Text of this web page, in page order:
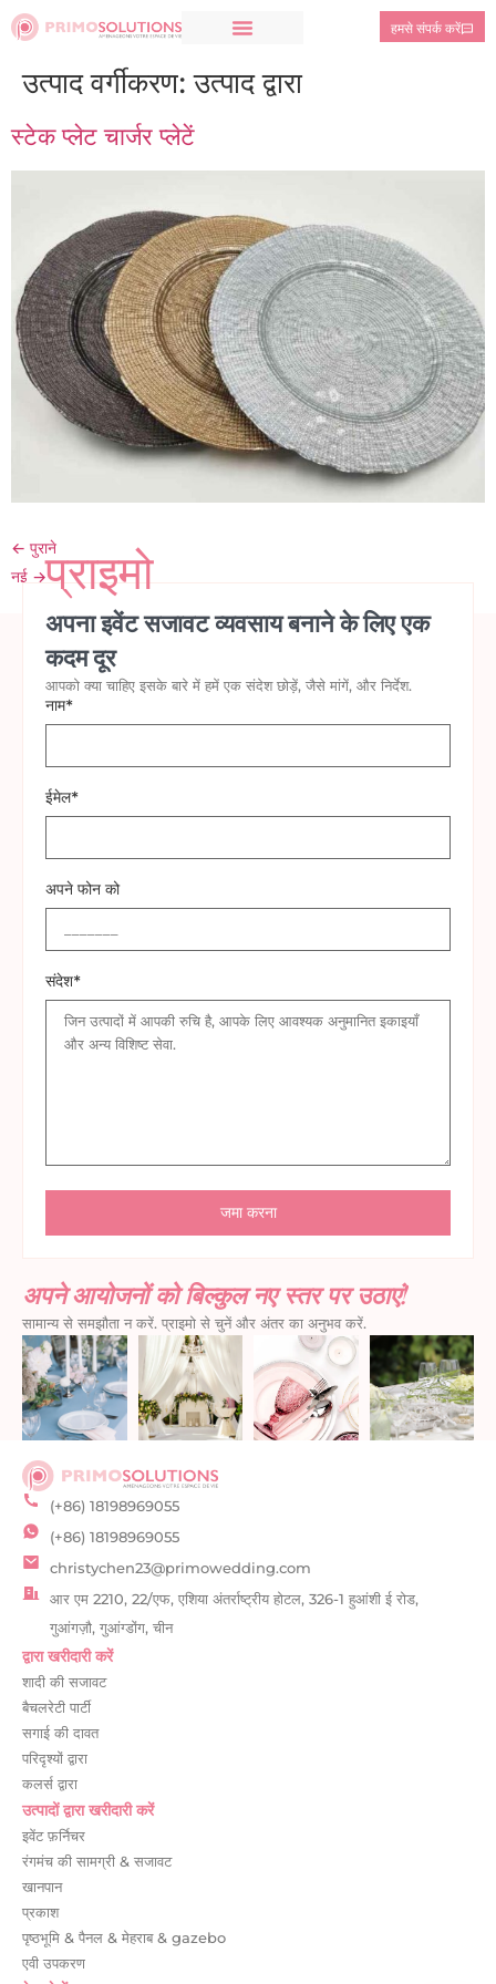
हमसे संपर्क करें
उत्पाद वर्गीकरण:उत्पाद द्वारा
स्टेक प्लेट चार्जर प्लेटें
← पुराने
नई →प्राइमो
अपना इवेंट सजावट व्यवसाय बनाने के लिए एक
कदम दूर
आपको क्या चाहिए इसके बारे में हमें एक संदेश छोड़ें, जैसे मांगें, और निर्देश.
नाम*
ईमेल*
अपने फोन को
संदेश*
अपने आयोजनों को बिल्कुल नए स्तर पर उठाएं!
सामान्य से समझौता न करें. प्राइमो से चुनें और अंतर का अनुभव करें.
(+86) 18198969055
(+86) 18198969055
christychen23@primowedding.com
आर एम 2210, 22/एफ, एशिया अंतर्राष्ट्रीय होटल, 326-1 हुआंशी ई रोड,
गुआंगज़ौ, गुआंग्डोंग, चीन
द्वारा खरीदारी करें
शादी की सजावट
बैचलरेटी पार्टी
सगाई की दावत
परिदृश्यों द्वारा
कलर्स द्वारा
उत्पादों द्वारा खरीदारी करें
इवेंट फ़र्निचर
रंगमंच की सामग्री & सजावट
खानपान
प्रकाश
पृष्ठभूमि & पैनल & मेहराब & gazebo
एवी उपकरण